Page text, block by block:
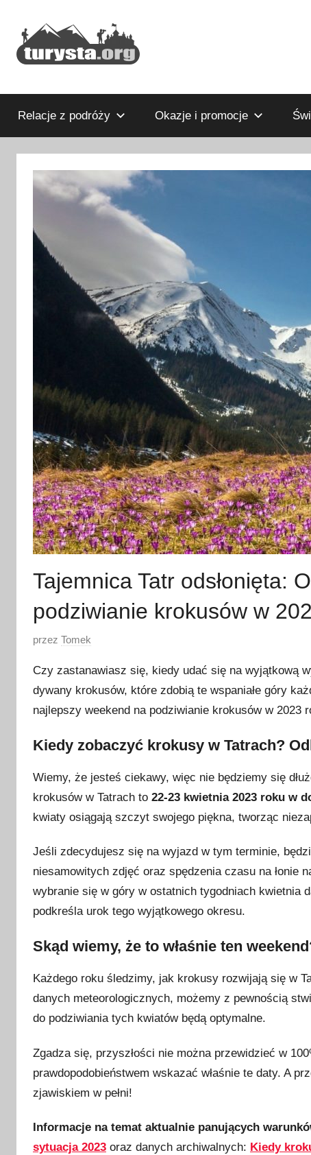
treści
Turysta.org
blog
podróżniczy
turystyczny
Relacje z podróży Okazje i promocje
Tajemnica Tatr odsłonięta:
podziwianie krokusów w
O
u
b
l
k
w
a
n
1
3
k
w
e
n
i
a
0
przez Tomek
Czy zastanawiasz się, kiedy udać się na wyjątkową
dywany krokusów, które zdobią te wspaniałe góry
najlepszy weekend na podziwianie krokusów w 2023
Kiedy zobaczyć krokusy w Tatrach?
Wiemy, że jesteś ciekawy, więc nie będziemy się
krokusów w Tatrach to 22-23 kwietnia 2023 roku w
kwiaty osiągają szczyt swojego piękna, tworząc
Jeśli zdecydujesz się na wyjazd w tym terminie,
niesamowitych zdjęć oraz spędzenia czasu na łonie
wybranie się w góry w ostatnich tygodniach kwietnia
podkreśla urok tego wyjątkowego okresu.
Skąd wiemy, że to właśnie ten
Każdego roku śledzimy, jak krokusy rozwijają się w
danych meteorologicznych, możemy z pewnością
do podziwiania tych kwiatów będą optymalne.
Zgadza się, przyszłości nie można przewidzieć w
prawdopodobieństwem wskazać właśnie te daty. A
zjawiskiem w pełni!
Informacje na temat aktualnie panujących
sytuacja 2023 oraz danych archiwalnych: Kiedy